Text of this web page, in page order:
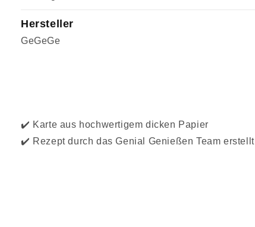
Hersteller
GeGeGe
✔️ Karte aus hochwertigem dicken Papier
✔️ Rezept durch das Genial Genießen Team erstellt